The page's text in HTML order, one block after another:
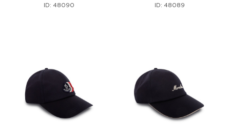
ID: 48090 ID: 48089